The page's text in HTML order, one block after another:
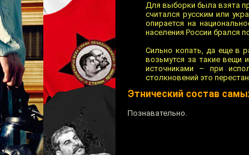
Для выборки была взята
считался русским или
опирается на
населения России брался
Сильно копать, да еще в
возьмутся за такие вещи
источниками – при
столкновений это
Этнический состав
Познавательно.